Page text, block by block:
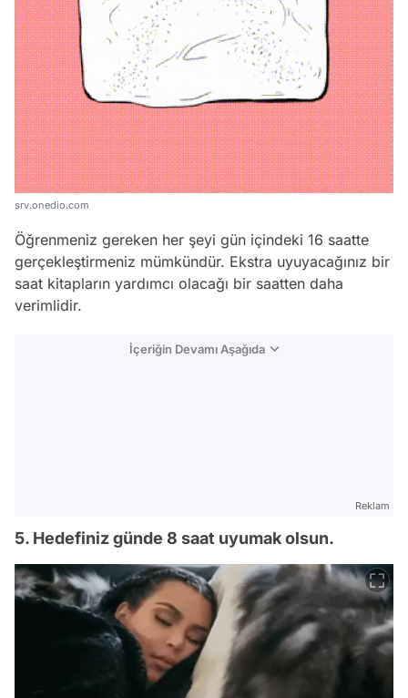
srv.onedio.com
Öğrenmeniz gereken her şeyi gün içindeki 16 saatte
gerçekleştirmeniz mümkündür. Ekstra uyuyacağınız bir
saat kitapların yardımcı olacağı bir saatten daha
verimlidir.
İçeriğin Devamı Aşağıda
Reklam
5. Hedefiniz günde 8 saat uyumak olsun.